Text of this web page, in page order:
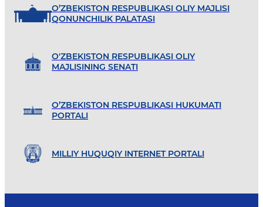
O’ZBEKISTON RESPUBLIKASI OLIY MAJLISI
QONUNCHILIK PALATASI
O'ZBEKISTON RESPUBLIKASI OLIY
MAJLISINING SENATI
O’ZBEKISTON RESPUBLIKASI HUKUMATI
PORTALI
MILLIY HUQUQIY INTERNET PORTALI